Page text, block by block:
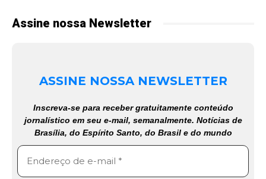
Assine nossa Newsletter
ASSINE NOSSA NEWSLETTER
Inscreva-se para receber gratuitamente conteúdo
jornalístico em seu e-mail, semanalmente. Notícias de
Brasília, do Espírito Santo, do Brasil e do mundo